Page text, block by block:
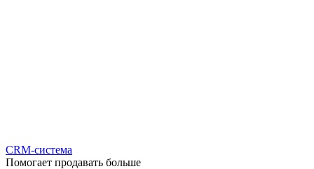
CRM-система
Помогает продавать больше